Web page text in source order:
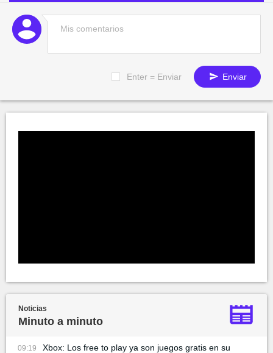
Enter = Enviar Enviar
Noticias
Minuto a minuto
09:19
Xbox: Los free to play ya son juegos gratis en su